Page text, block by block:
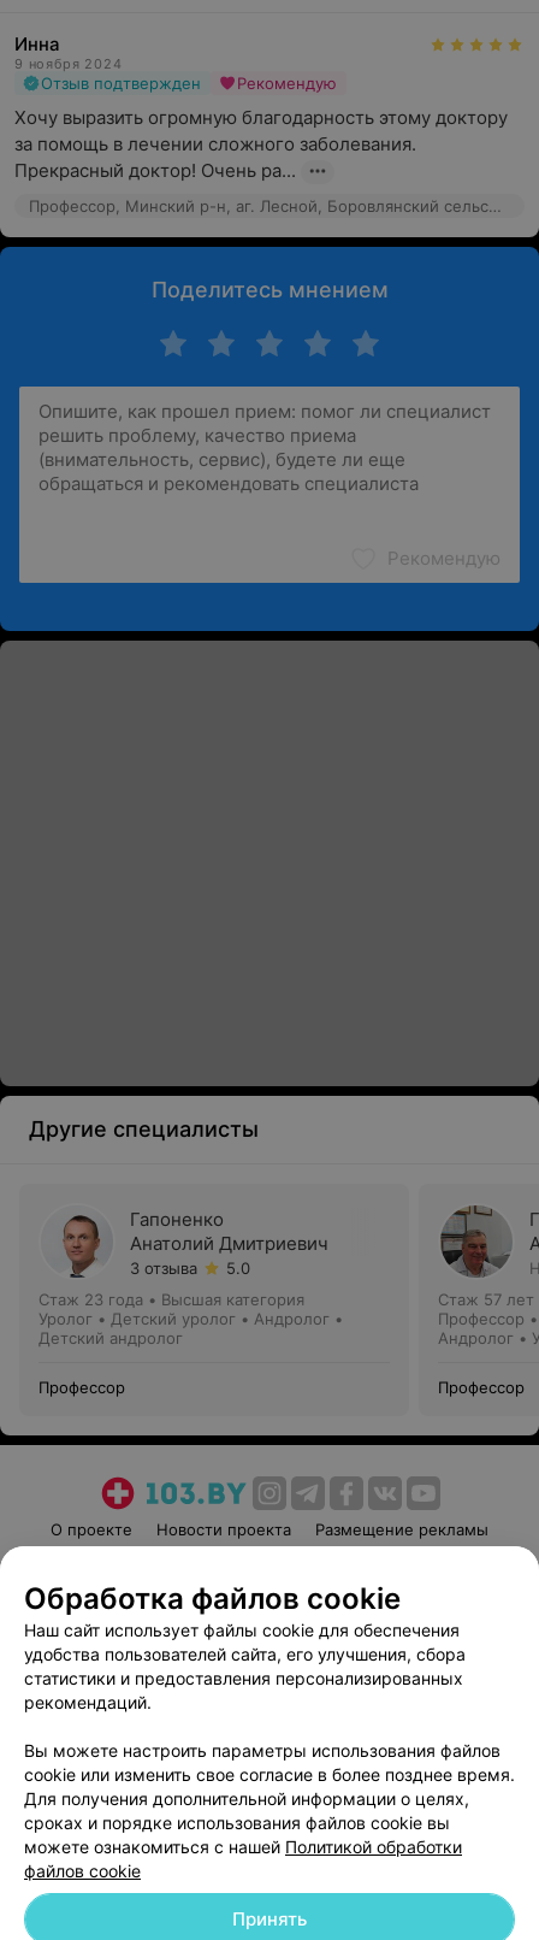
Инна
9 ноября 2024
Отзыв подтвержден Рекомендую
Хочу выразить огромную благодарность этому доктору
за помощь в лечении сложного заболевания.
Прекрасный доктор! Очень ра...
Профессор, Минский р-н, аг. Лесной, Боровлянский сельсовет, 106
Поделитесь мнением
Рекомендую
Другие специалисты
Гапоненко
Анатолий Дмитриевич
3 отзыва
5.0
Стаж 23 года • Высшая категория
Уролог • Детский уролог • Андролог •
Детский андролог
Профессор
Стаж 57 лет
Профессор
Андролог •
Профессор
О проекте Новости проекта
Размещение рекламы
Пользовательское соглашение
Способы оплаты
Вакансии
Партнеры
Написать руководителю 103.by
Обработка персональных данных
© 2026 ООО «Артокс Лаб», УНП 191700409 | 220012, Республика Беларусь,
Обработка файлов cookie
Наш сайт использует файлы cookie для обеспечения
удобства пользователей сайта, его улучшения, сбора
статистики и предоставления персонализированных
рекомендаций.
Вы можете настроить параметры использования файлов
cookie или изменить свое согласие в более позднее время.
Для получения дополнительной информации о целях,
сроках и порядке использования файлов cookie вы
можете ознакомиться с нашей Политикой обработки
файлов cookie
Принять